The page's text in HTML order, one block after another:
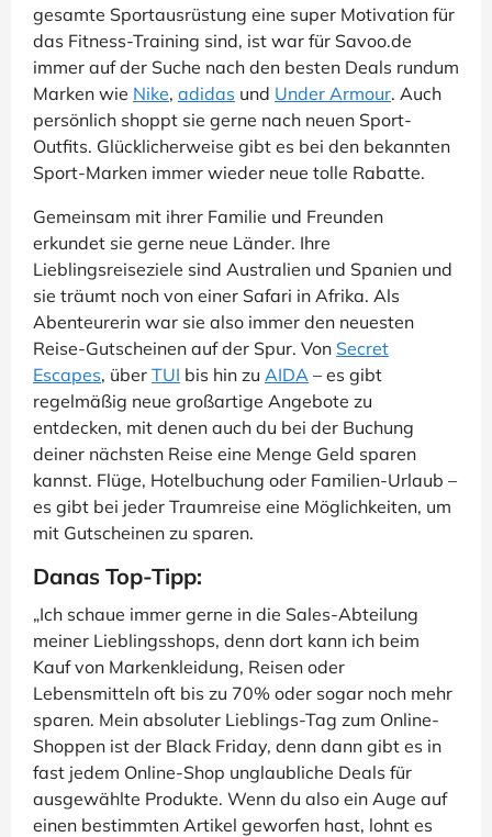
gesamte Sportausrüstung eine super Motivation für
das Fitness-Training sind, ist war für Savoo.de
immer auf der Suche nach den besten Deals rundum
Marken wie Nike, adidas und Under Armour. Auch
persönlich shoppt sie gerne nach neuen Sport-
Outfits. Glücklicherweise gibt es bei den bekannten
Sport-Marken immer wieder neue tolle Rabatte.
Gemeinsam mit ihrer Familie und Freunden
erkundet sie gerne neue Länder. Ihre
Lieblingsreiseziele sind Australien und Spanien und
sie träumt noch von einer Safari in Afrika. Als
Abenteurerin war sie also immer den neuesten
Reise-Gutscheinen auf der Spur. Von Secret
Escapes, über TUI bis hin zu AIDA – es gibt
regelmäßig neue großartige Angebote zu
entdecken, mit denen auch du bei der Buchung
deiner nächsten Reise eine Menge Geld sparen
kannst. Flüge, Hotelbuchung oder Familien-Urlaub –
es gibt bei jeder Traumreise eine Möglichkeiten, um
mit Gutscheinen zu sparen.
Danas Top-Tipp:
„Ich schaue immer gerne in die Sales-Abteilung
meiner Lieblingsshops, denn dort kann ich beim
Kauf von Markenkleidung, Reisen oder
Lebensmitteln oft bis zu 70% oder sogar noch mehr
sparen. Mein absoluter Lieblings-Tag zum Online-
Shoppen ist der Black Friday, denn dann gibt es in
fast jedem Online-Shop unglaubliche Deals für
ausgewählte Produkte. Wenn du also ein Auge auf
einen bestimmten Artikel geworfen hast, lohnt es